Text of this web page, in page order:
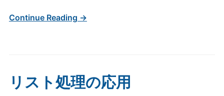
Continue Reading →
リスト処理の応用